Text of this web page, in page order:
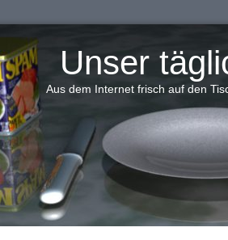
Unser
Aus dem Internet frisch auf den